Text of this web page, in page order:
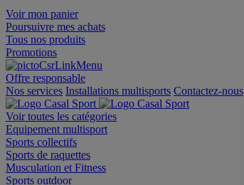
Voir mon panier
Poursuivre mes achats
Tous nos produits
Promotions
Offre responsable
Nos services Installations multisports Contactez-nous
Voir toutes les catégories
Equipement multisport
Sports collectifs
Sports de raquettes
Musculation et Fitness
Sports outdoor